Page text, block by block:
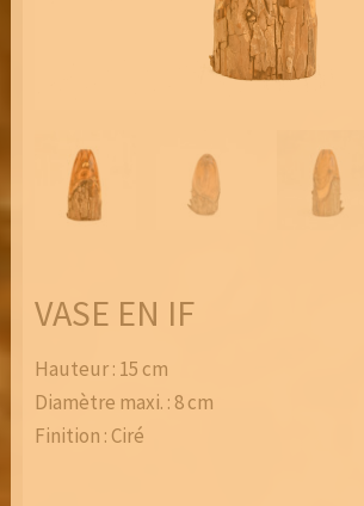
VASE EN IF
Hauteur : 15 cm
Diamètre maxi. : 8 cm
Finition : Ciré